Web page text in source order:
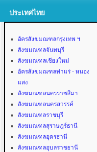
ประเทศไทย
อัครสังฆมณฑลกรุงเทพ ฯ
สังฆมณฑลจันทบุรี
สังฆมณฑลเชียงใหม่
อัครสังฆมณฑลท่าแร่ - หนอง
แสง
สังฆมณฑลนครราชสีมา
สังฆมณฑลนครสวรรค์
สังฆมณฑลราชบุรี
สังฆมณฑลสุราษฎร์ธานี
สังฆมณฑลอุดรธานี
สังฆมณฑลอุบลราชธานี